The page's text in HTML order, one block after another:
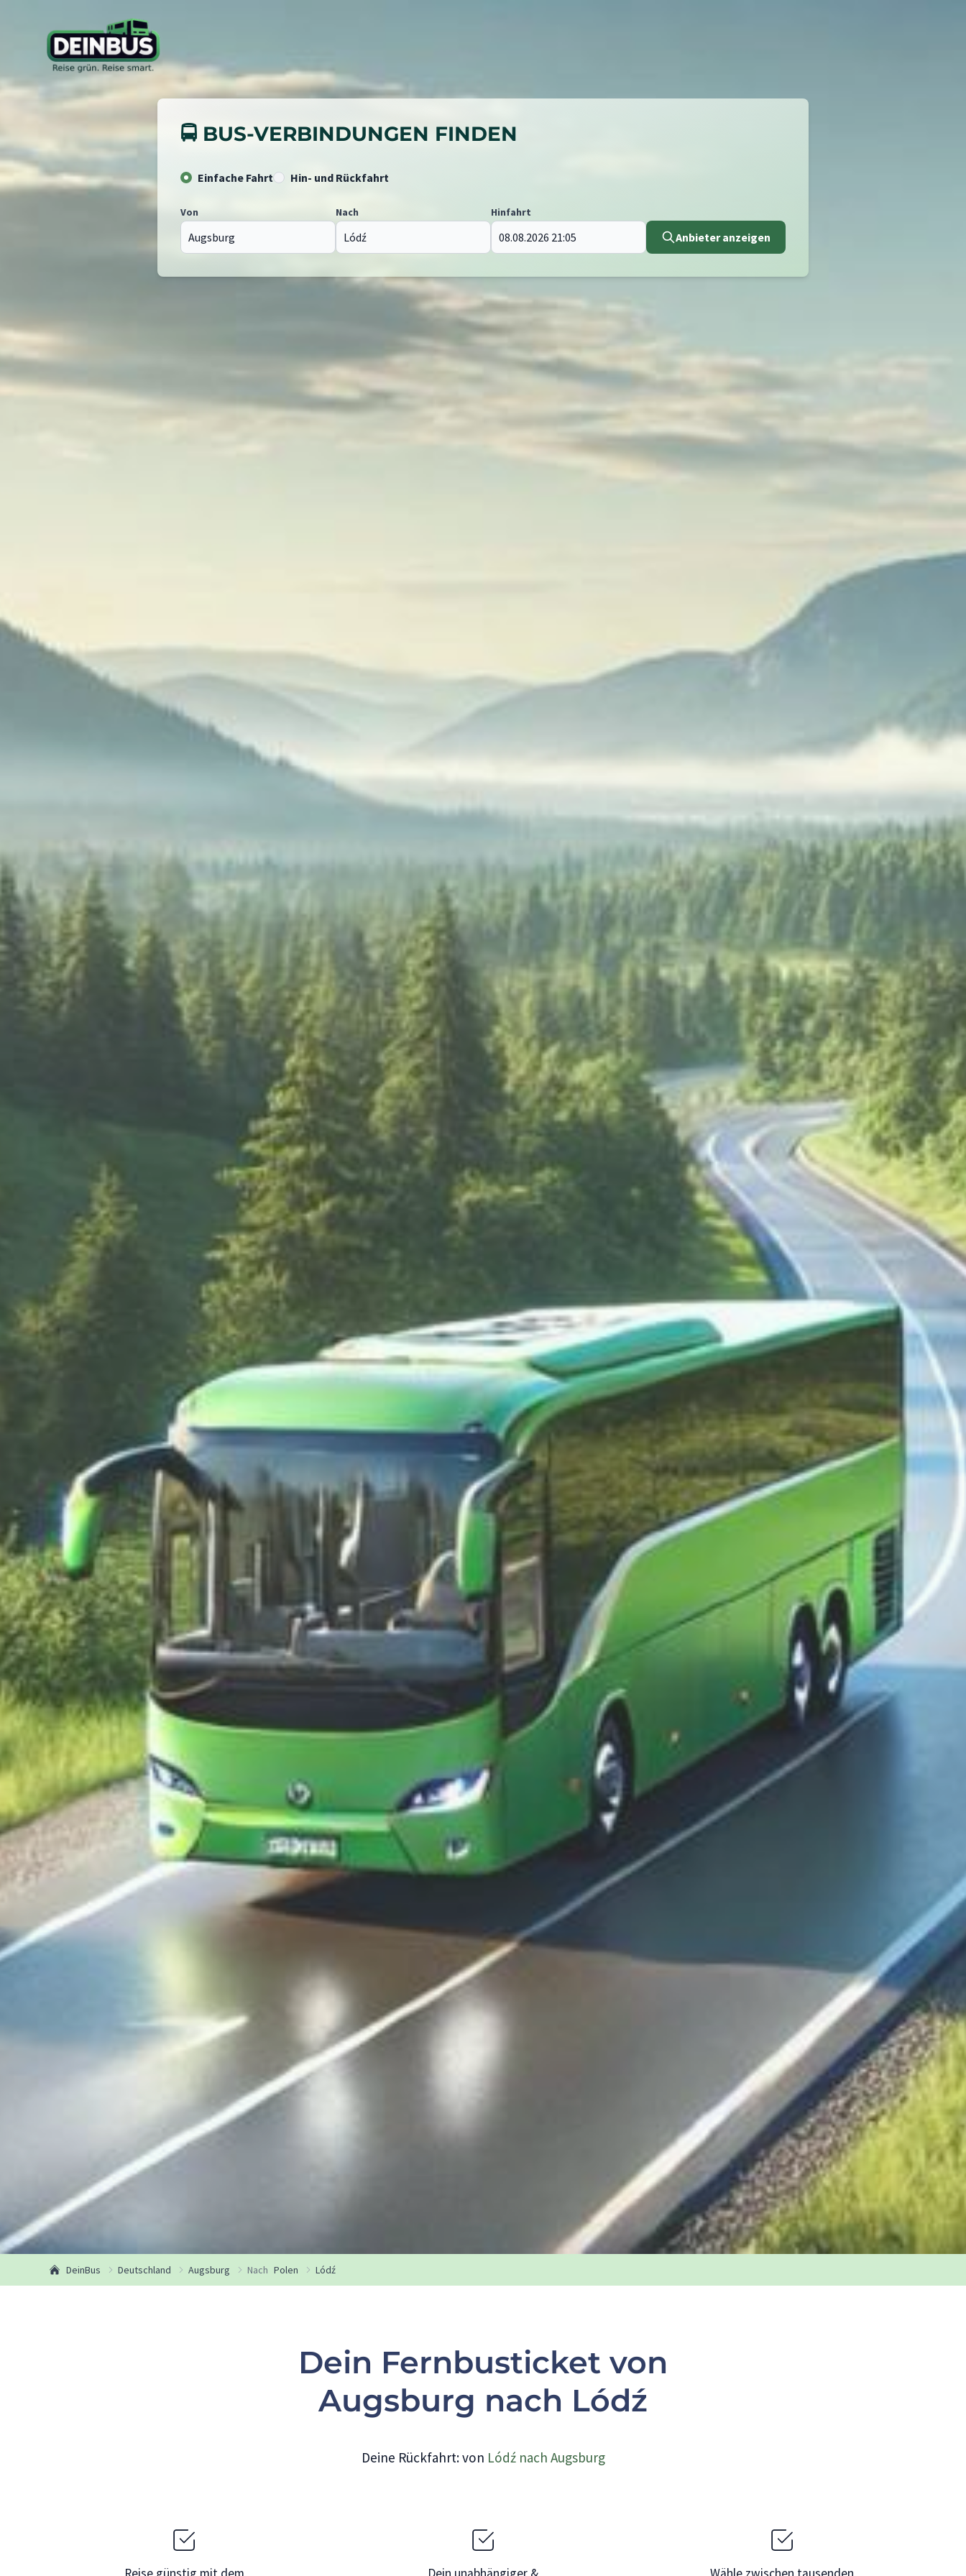
🚍 BUS-VERBINDUNGEN FINDEN
Einfache Fahrt Hin- und Rückfahrt
Von Nach Hinfahrt
Anbieter anzeigen
DeinBus Deutschland Augsburg Nach Polen Lódź
Dein Fernbusticket von
Augsburg nach Lódź
Deine Rückfahrt: von Lódź nach Augsburg